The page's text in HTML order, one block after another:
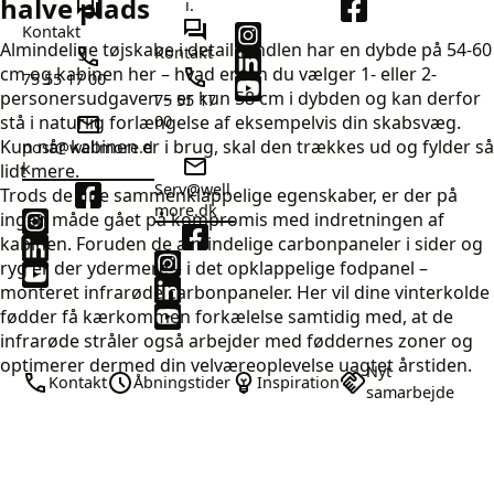
Kontakt
75 55 17 00
post@wellmore.d
k
i.
Kontakt
75 55 17
00
Serv@well
more.dk
Kontakt Åbningstider Inspiration
Nyt
samarbejde
halve plads
Almindelige tøjskabe i detailhandlen har en dybde på 54-60
cm og kabinen her – hvad enten du vælger 1- eller 2-
personersudgaven – er kun 58 cm i dybden og kan derfor
stå i naturlig forlængelse af eksempelvis din skabsvæg.
Kun når kabinen er i brug, skal den trækkes ud og fylder så
lidt mere.
Trods de fine sammenklappelige egenskaber, er der på
ingen måde gået på kompromis med indretningen af
kabinen. Foruden de almindelige carbonpaneler i sider og
ryg er der ydermere – i det opklappelige fodpanel –
monteret infrarøde carbonpaneler. Her vil dine vinterkolde
fødder få kærkommen forkælelse samtidig med, at de
infrarøde stråler også arbejder med føddernes zoner og
optimerer dermed din velværeoplevelse uagtet årstiden.